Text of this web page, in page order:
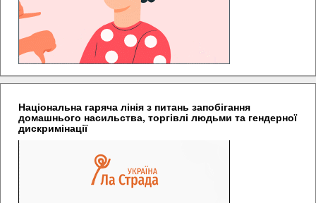
Національна гаряча лінія з питань запобігання
домашнього насильства, торгівлі людьми та гендерної
дискримінації